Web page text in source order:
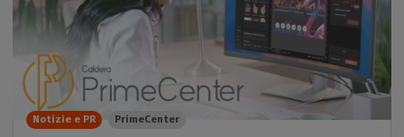
Notizie e PR PrimeCenter